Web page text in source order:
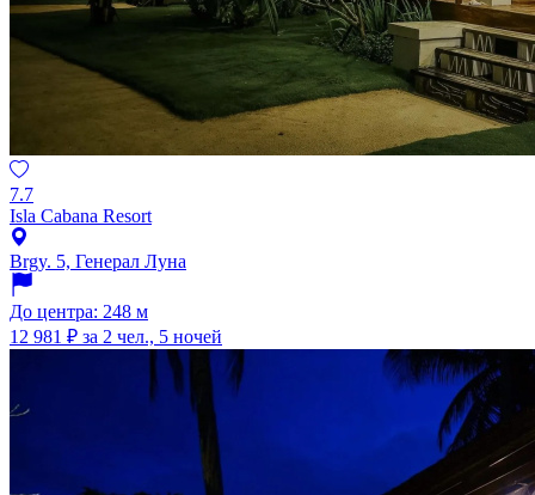
7.7
Isla Cabana Resort
Brgy. 5, Генерал Луна
До центра: 248 м
12 981 ₽ за 2 чел., 5 ночей